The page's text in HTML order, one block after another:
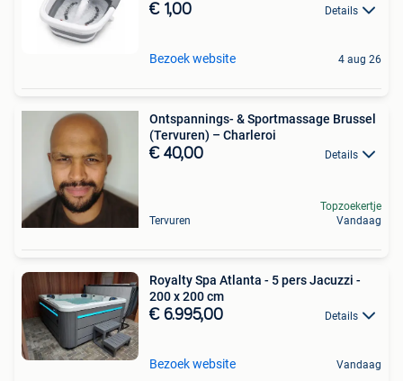
€ 1,00 Details
Bezoek website 4 aug 26
Ontspannings- & Sportmassage Brussel
(Tervuren) – Charleroi
€ 40,00 Details
Tervuren
Topzoekertje
Vandaag
Royalty Spa Atlanta - 5 pers Jacuzzi -
200 x 200 cm
€ 6.995,00 Details
Bezoek website Vandaag